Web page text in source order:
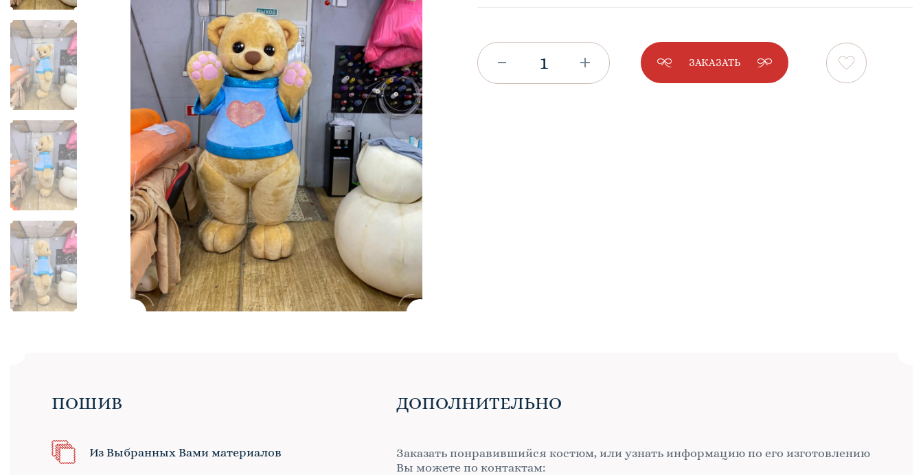
ЗАКАЗАТЬ
ПОШИВ
Из Выбранных Вами материалов
ДОПОЛНИТЕЛЬНО
Заказать понравившийся костюм, или узнать информацию по его изготовлению
Вы можете по контактам: